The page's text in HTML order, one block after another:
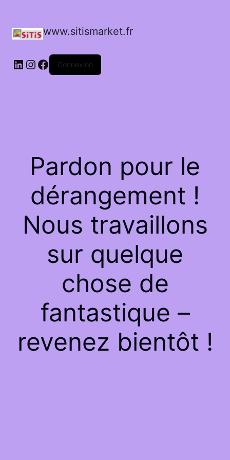
www.sitismarket.fr
LinkedIn
Instagram
Facebook
Connexion
Pardon pour le
dérangement !
Nous travaillons
sur quelque
chose de
fantastique –
revenez bientôt !